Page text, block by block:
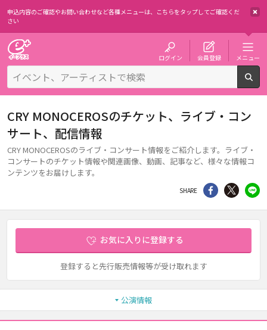
申込内容のご確認やお問い合わせなど各種メニューは、 こちらをタップしてご確認くだ
さい
ログイン 会員登録 メニュー
CRY MONOCEROSのチケット、ライブ・コン
サート、配信情報
CRY MONOCEROSのライブ・コンサート情報をご紹介します。ライブ・
コンサートのチケット情報や関連画像、動画、記事など、様々な情報コ
ンテンツをお届けします。
SHARE シェア Twitter
お気に入りに登録する
登録すると先行販売情報等が受け取れます
公演情報